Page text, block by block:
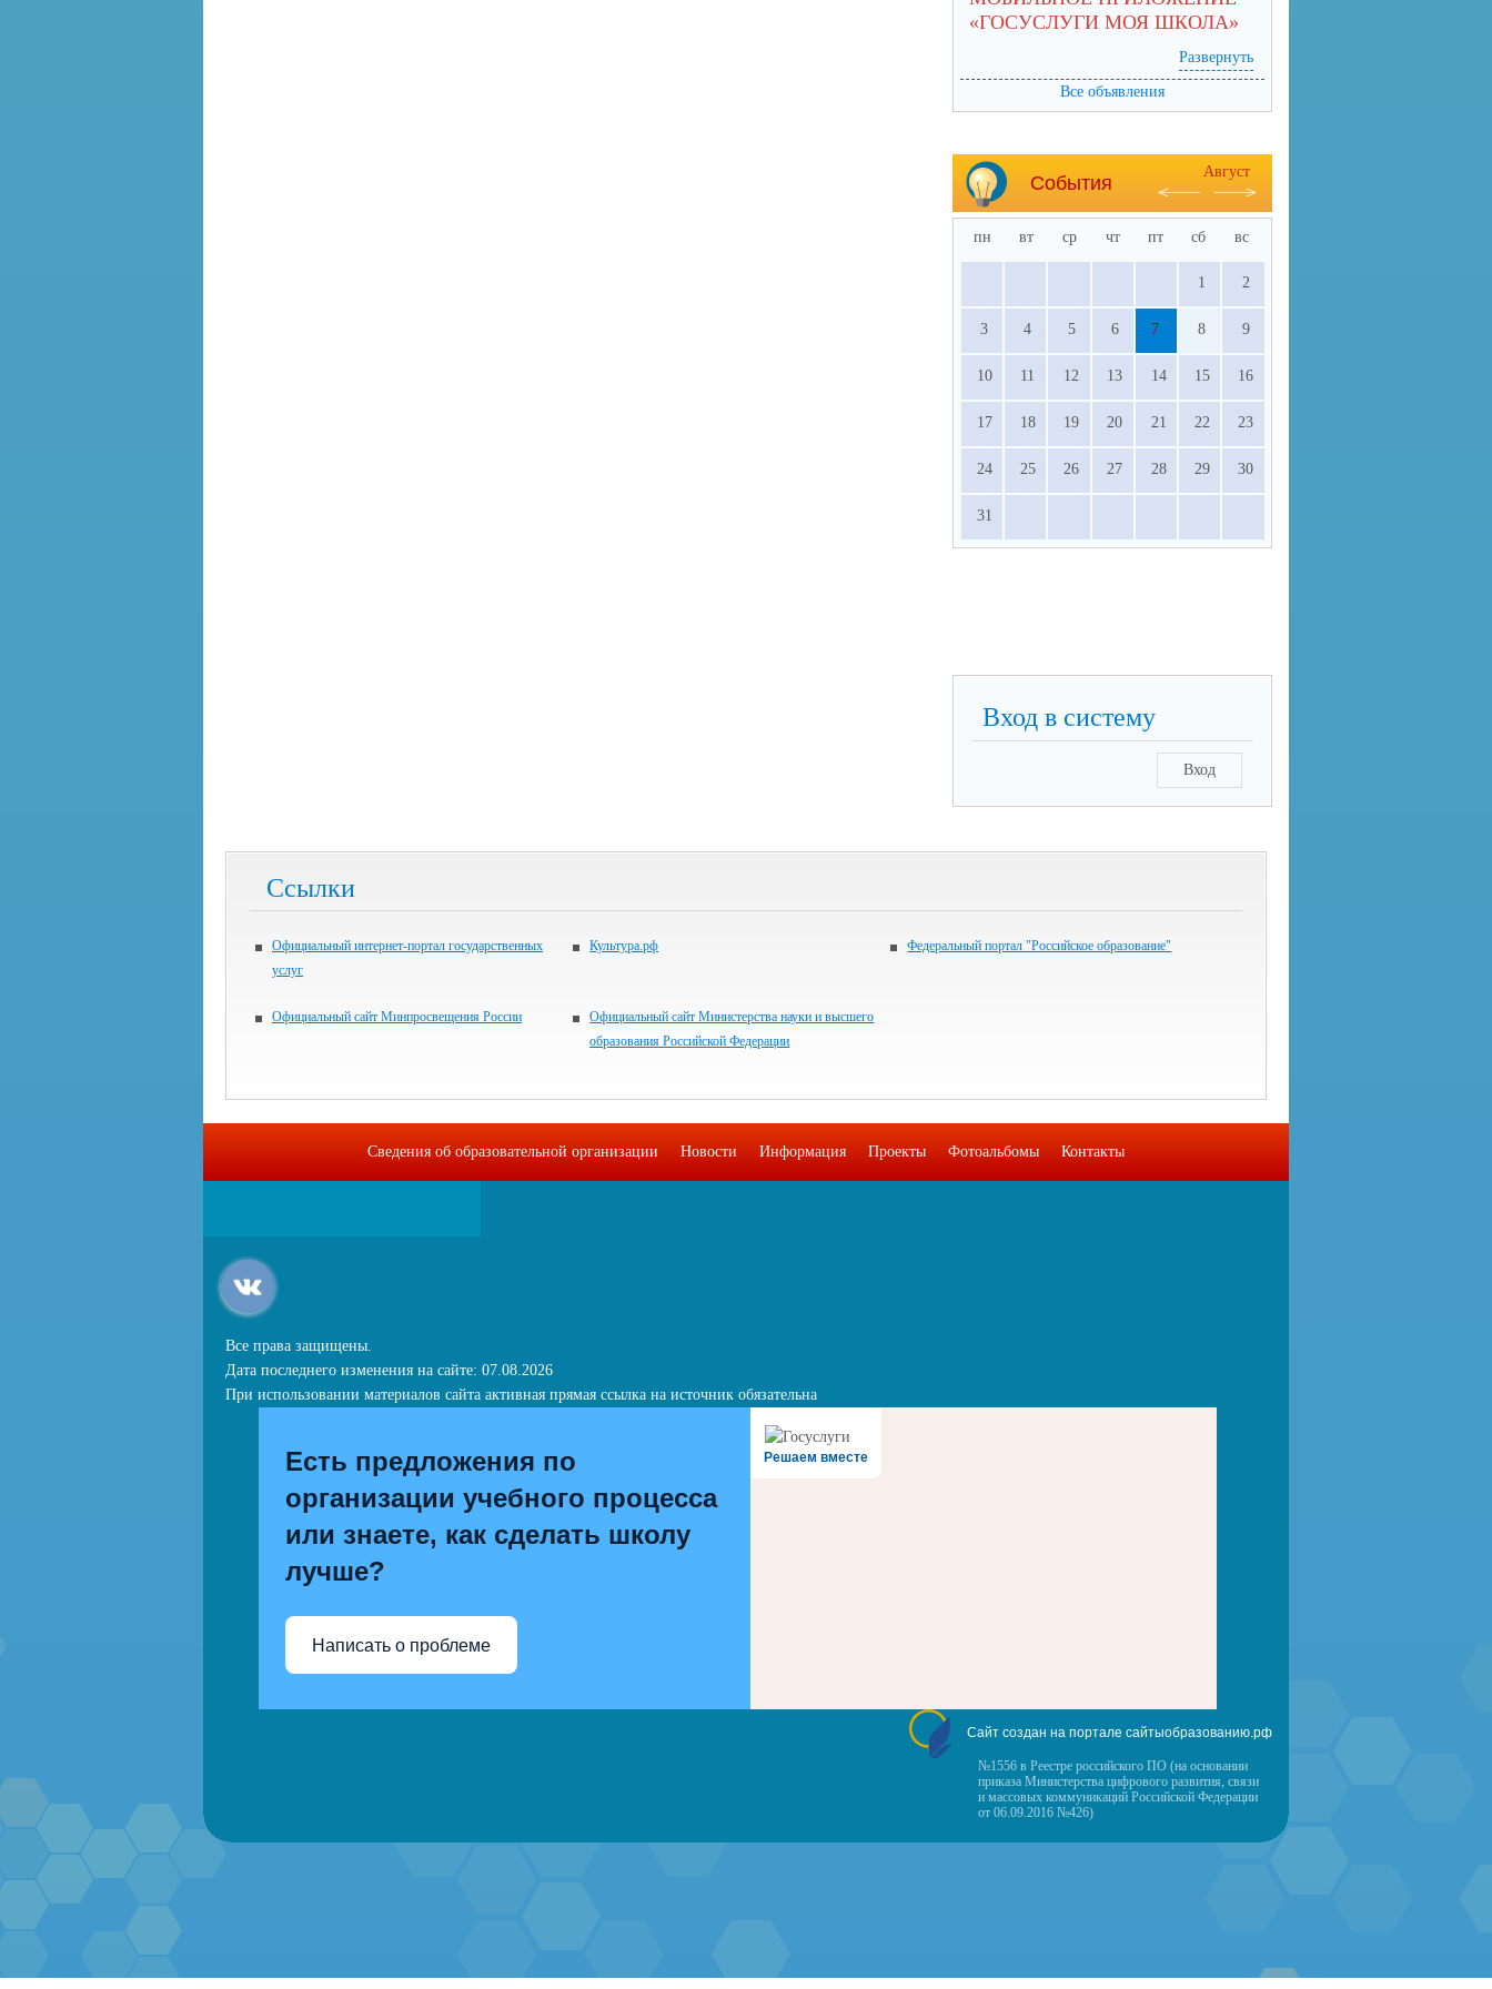
«ГОСУСЛУГИ МОЯ ШКОЛА»
Развернуть
Все объявления
События
Август
пн вт ср чт пт сб вс
1 2
3 4 5 6 7 8 9
10 11 12 13 14 15 16
17 18 19 20 21 22 23
24 25 26 27 28 29 30
31
Вход в систему
Вход
Ссылки
Официальный интернет-портал государственных
услуг
Культура.рф Федеральный портал "Российское образование"
Официальный сайт Минпросвещения России
Официальный сайт Министерства науки и высшего
образования Российской Федерации
Сведения об образовательной организации Новости Информация Проекты Фотоальбомы Контакты
Все права защищены.
Дата последнего изменения на сайте: 07.08.2026
При использовании материалов сайта активная прямая ссылка на источник обязательна
Решаем вместе
Есть предложения по
организации учебного процесса
или знаете, как сделать школу
лучше?
Написать о проблеме
Сайт создан на портале сайтыобразованию.рф
№1556 в Реестре российского ПО (на основании
приказа Министерства цифрового развития, связи
и массовых коммуникаций Российской Федерации
от 06.09.2016 №426)